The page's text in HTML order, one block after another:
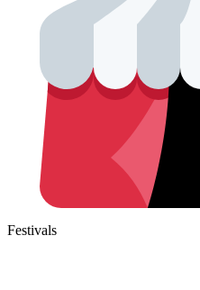
Festivals